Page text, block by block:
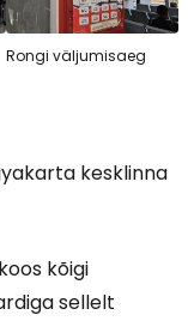
Rongi väljumisaeg
kesklinna
kõigi
sellelt